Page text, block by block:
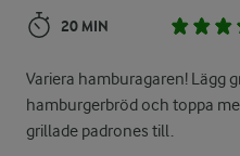
20 MIN
Variera hamburagaren! Lägg
hamburgerbröd och toppa
grillade padrones till.